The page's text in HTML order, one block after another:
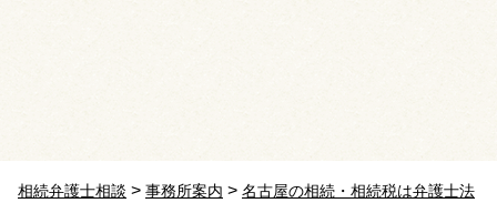
相続弁護士相談 > 事務所案内 > 名古屋の相続・相続税は弁護士法